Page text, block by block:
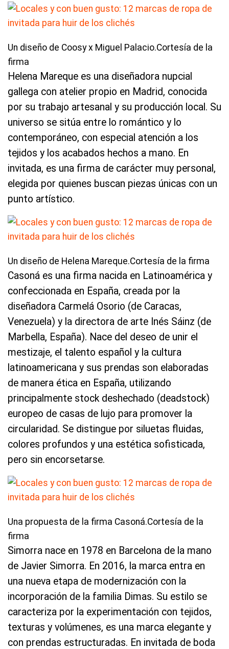
Un diseño de Coosy x Miguel Palacio.Cortesía de la
firma
Helena Mareque es una diseñadora nupcial
gallega con atelier propio en Madrid, conocida
por su trabajo artesanal y su producción local. Su
universo se sitúa entre lo romántico y lo
contemporáneo, con especial atención a los
tejidos y los acabados hechos a mano. En
invitada, es una firma de carácter muy personal,
elegida por quienes buscan piezas únicas con un
punto artístico.
Un diseño de Helena Mareque.Cortesía de la firma
Casoná es una firma nacida en Latinoamérica y
confeccionada en España, creada por la
diseñadora Carmelá Osorio (de Caracas,
Venezuela) y la directora de arte Inés Sáinz (de
Marbella, España). Nace del deseo de unir el
mestizaje, el talento español y la cultura
latinoamericana y sus prendas son elaboradas
de manera ética en España, utilizando
principalmente stock deshechado (deadstock)
europeo de casas de lujo para promover la
circularidad. Se distingue por siluetas fluidas,
colores profundos y una estética sofisticada,
pero sin encorsetarse.
Una propuesta de la firma Casoná.Cortesía de la
firma
Simorra nace en 1978 en Barcelona de la mano
de Javier Simorra. En 2016, la marca entra en
una nueva etapa de modernización con la
incorporación de la familia Dimas. Su estilo se
caracteriza por la experimentación con tejidos,
texturas y volúmenes, es una marca elegante y
con prendas estructuradas. En invitada de boda